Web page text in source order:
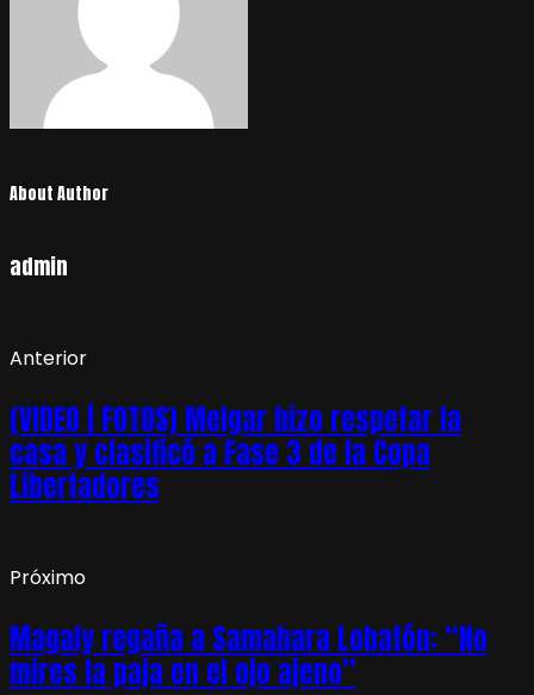
About Author
admin
Anterior
(VIDEO | FOTOS) Melgar hizo respetar la
casa y clasificó a Fase 3 de la Copa
Libertadores
Próximo
Magaly regaña a Samahara Lobatón: “No
mires la paja en el ojo ajeno”